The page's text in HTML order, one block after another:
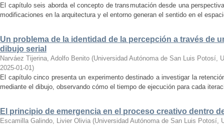
El capítulo seis aborda el concepto de transmutación desde una
modificaciones en la arquitectura y el entorno generan el sentido en el
Un problema de la identidad de la percepción a través de
dibujo serial
Narváez Tijerina, Adolfo Benito (Universidad Autónoma de San Luis Potosí,
2025-01-01)
El capítulo cinco presenta un experimento destinado a investigar la
mediante el dibujo, observando cómo el tiempo de ejecución para cada
El principio de emergencia en el proceso creativo dentro
Escamilla Galindo, Livier Olivia (Universidad Autónoma de San Luis Potosí,